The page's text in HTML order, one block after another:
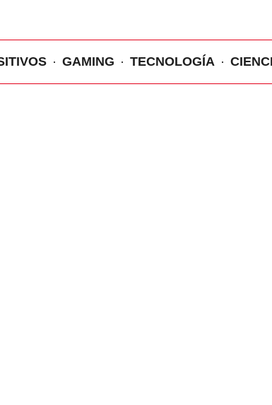
GAMING TECNOLOGÍA